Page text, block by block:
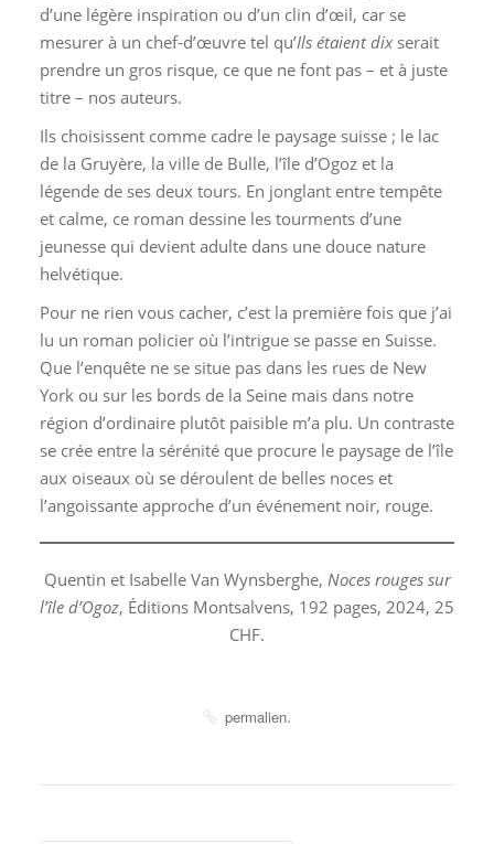
d’une légère inspiration ou d’un clin d’œil, car se
mesurer à un chef-d’œuvre tel qu’Ils étaient dixserait
prendre un gros risque, ce que ne font pas – et à juste
titre – nos auteurs.
Ils choisissent comme cadre le paysage suisse ; le lac
de la Gruyère, la ville de Bulle, l’île d’Ogoz et la
légende de ses deux tours. En jonglant entre tempête
et calme, ce roman dessine les tourments d’une
jeunesse qui devient adulte dans une douce nature
helvétique.
Pour ne rien vous cacher, c’est la première fois que j’ai
lu un roman policier où l’intrigue se passe en Suisse.
Que l’enquête ne se situe pas dans les rues de New
York ou sur les bords de la Seine mais dans notre
région d’ordinaire plutôt paisible m’a plu. Un contraste
se crée entre la sérénité que procure le paysage de l’île
aux oiseaux où se déroulent de belles noces et
l’angoissante approche d’un événement noir, rouge.
Quentin et Isabelle Van Wynsberghe, Noces rouges sur
l’île d’Ogoz, Éditions Montsalvens, 192 pages, 2024, 25
CHF.
permalien.